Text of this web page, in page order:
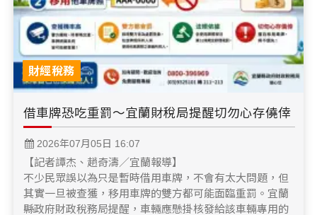
財經稅務
借車牌恐吃重罰～宜蘭財稅局提醒切勿心存僥倖
2026年07月05日 16:07
【記者譚杰、趙奇濤／宜蘭報導】
不少民眾誤以為只是暫時借用車牌，不會有太大問題，但
其實一旦被查獲，移用車牌的雙方都可能面臨重罰。宜蘭
縣政府財政稅務局提醒，車輛應懸掛核發給該車輛專用的